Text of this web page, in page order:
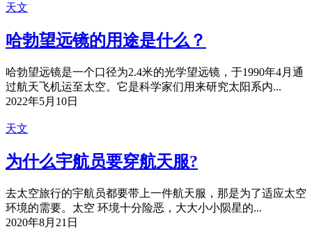
天文
哈勃望远镜的用途是什么？
哈勃望远镜是一个口径为2.4米的光学望远镜，于1990年4月通
过航天飞机运至太空。它是科学家们用来研究太阳系内...
2022年5月10日
天文
为什么宇航员要穿航天服?
去太空旅行的宇航员都要带上一件航天服，那是为了适应太空
环境的需要。太空 环境十分险恶，大大小小陨星的...
2020年8月21日